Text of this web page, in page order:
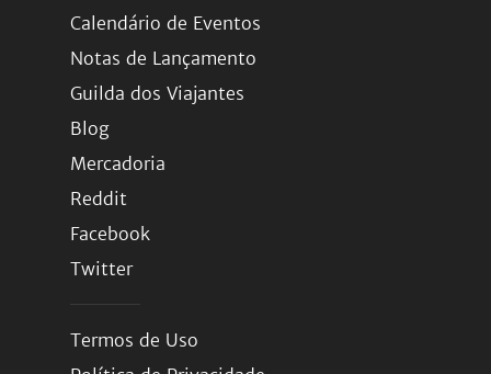
Calendário de Eventos
Notas de Lançamento
Guilda dos Viajantes
Blog
Mercadoria
Reddit
Facebook
Twitter
Termos de Uso